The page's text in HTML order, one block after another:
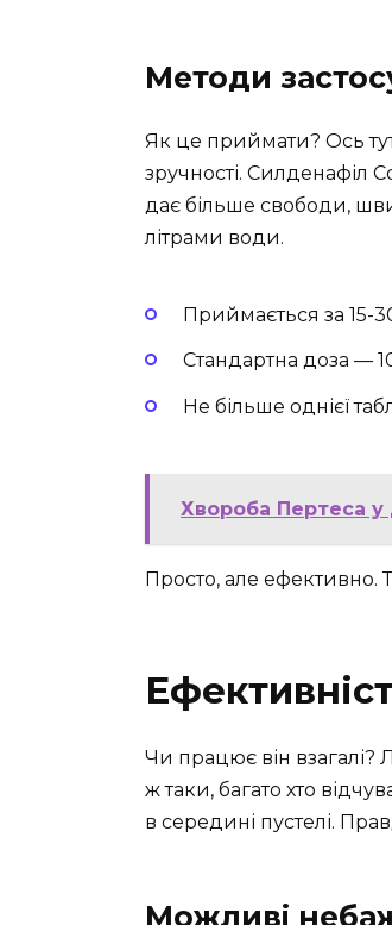
Методи
Як це приймати? Ось
зручності. Силденафіл
дає більше свободи,
літрами води.
Приймається за 15-
Стандартна доза —
Не більше однієї
Хвороба Пертеса у
Просто, але ефективно.
Чи працює він взагалі?
ж таки, багато хто
в середині пустелі.
Можливі